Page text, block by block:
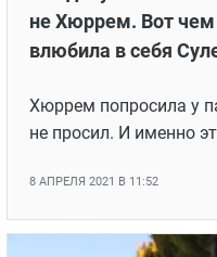
не Хюррем. Вот чем
влюбила в себя
Хюррем попросила у
не просил. И именно
8 АПРЕЛЯ 2021 В 11:52